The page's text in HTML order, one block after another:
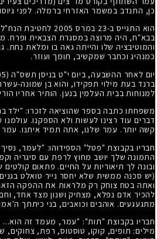
כן, התנדב במשמר האזרחי ברמלה. לפני
הוא התגייס ב-23 במרס
בבא"ח, היה מרוצה במסגרת הצבאית ופרח.
והמוטיבציה שלו והייתה גאה בו ומלאת נחת.
כמנהיג וכחבר שמקשיב, תומך ועוזר.
יום לאחר ההשבעה, ביום י"ט בניסן תשס"ה (28.4.2005)
ברנד בעת מילוי תפקידו, והוא בן שמונה-
למנוחות בבית העלמין בנען. הותיר אחריו
משפחתו כתבה בספר שהוציאה לזכרו: "ילד
דברים עוד רצינו לעשות ולא הספקנו.
קשה יותר. עֹמר שלנו, אתה תמיד איתנו.
חבריו בקבוצת "פטל" הספידוהו: "לעֹמר,
התמונה שלך יושב מחוץ לרפת עם סיגריה
ובונה לך תיאוריות על החיים. פתאום
(יש סכנה ממשית שלא יחסר נייר טואלט
ואתה בטח צוחק רק מלראות את ההפקה הזאת
להכיר אדם נפלא, מצחיק ושנון מצד אחד,
מתגעגעים. אוהבים וכואבים, בני כיתתך
חבריו בקבוצת "תות": "עֹמר, מעמד זה
מילים: תופים, קוקו, טוסטוס, רפת, צחוקים,